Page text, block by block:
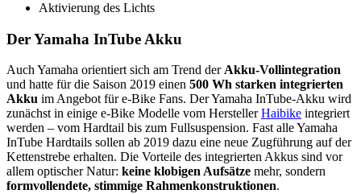
Aktivierung des Lichts
Der Yamaha InTube Akku
Auch Yamaha orientiert sich am Trend derAkku-Vollintegration
und hatte für die Saison 2019 einen 500 Wh starken integrierten
Akku im Angebot für e-Bike Fans. Der Yamaha InTube-Akku wird
zunächst in einige e-Bike Modelle vom HerstellerHaibike integriert
werden – vom Hardtail bis zum Fullsuspension. Fast alle Yamaha
InTube Hardtails sollen ab 2019 dazu eine neue Zugführung auf der
Kettenstrebe erhalten. Die Vorteile des integrierten Akkus sind vor
allem optischer Natur: keine klobigen Aufsätze mehr, sondern
formvollendete, stimmige Rahmenkonstruktionen.